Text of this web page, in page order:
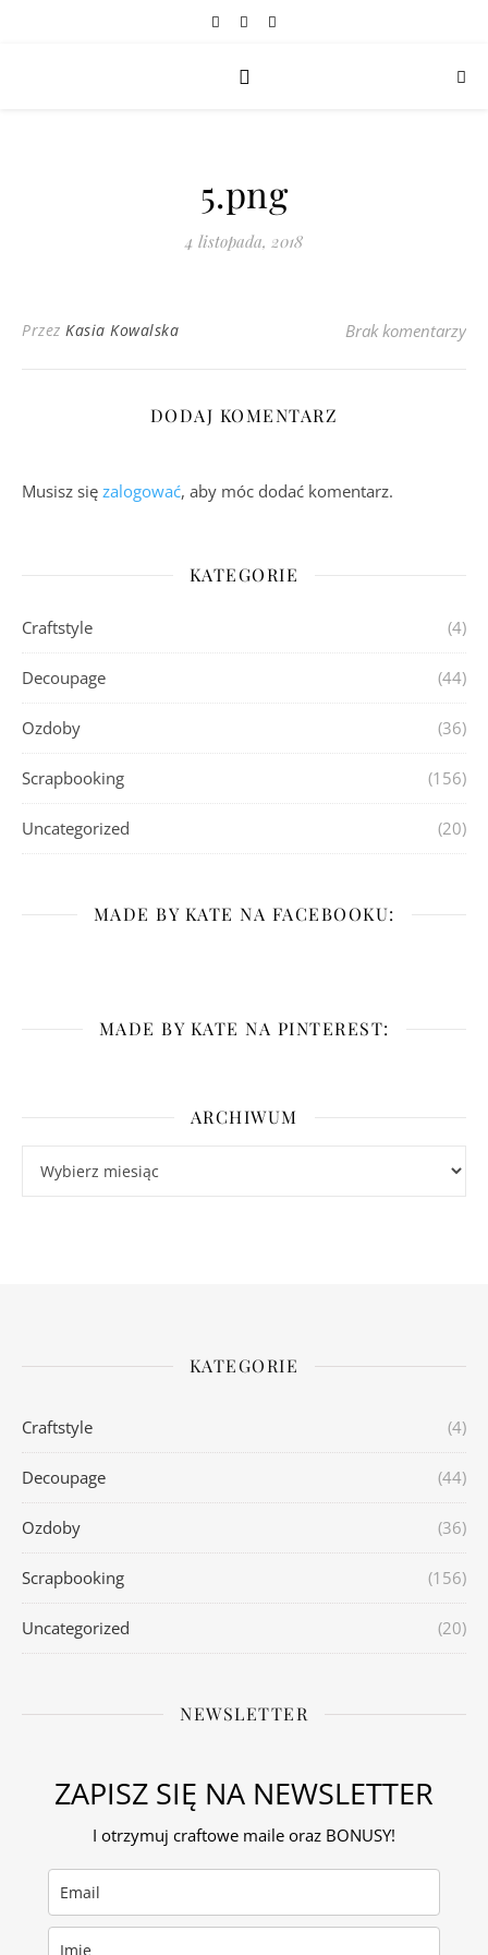
5.png
4 listopada, 2018
Przez Kasia Kowalska Brak komentarzy
DODAJ KOMENTARZ
Musisz się zalogować, aby móc dodać komentarz.
KATEGORIE
Craftstyle (4)
Decoupage (44)
Ozdoby (36)
Scrapbooking (156)
Uncategorized (20)
MADE BY KATE NA FACEBOOKU:
MADE BY KATE NA PINTEREST:
ARCHIWUM
KATEGORIE
Craftstyle (4)
Decoupage (44)
Ozdoby (36)
Scrapbooking (156)
Uncategorized (20)
NEWSLETTER
ZAPISZ SIĘ NA NEWSLETTER
I otrzymuj craftowe maile oraz BONUSY!